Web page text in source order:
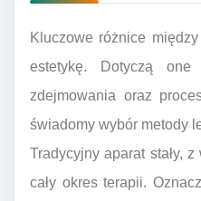
Kluczowe różnice
estetykę. Dotyczą one
zdejmowania oraz
świadomy wybór metody
Tradycyjny aparat stały,
cały okres terapii.